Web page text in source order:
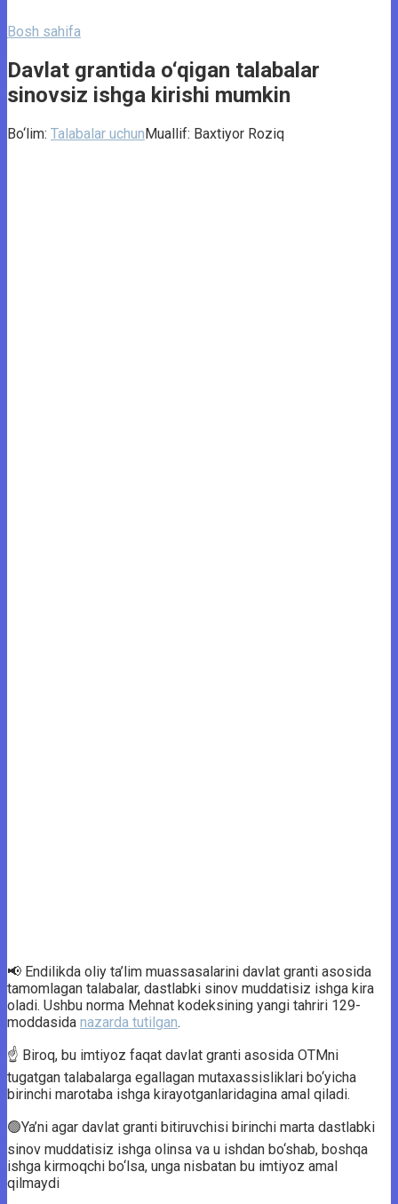
Bosh sahifa
Davlat grantida o‘qigan talabalar
sinovsiz ishga kirishi mumkin
Bo‘lim: Talabalar uchunMuallif: Baxtiyor Roziq
📢 Endilikda oliy ta’lim muassasalarini davlat granti asosida
tamomlagan talabalar, dastlabki sinov muddatisiz ishga kira
oladi. Ushbu norma Mehnat kodeksining yangi tahriri 129-
moddasida nazarda tutilgan.
☝️ Biroq, bu imtiyoz faqat davlat granti asosida OTMni
tugatgan talabalarga egallagan mutaxassisliklari bo‘yicha
birinchi marotaba ishga kirayotganlaridagina amal qiladi.
🟢Ya’ni agar davlat granti bitiruvchisi birinchi marta dastlabki
sinov muddatisiz ishga olinsa va u ishdan bo‘shab, boshqa
ishga kirmoqchi bo‘lsa, unga nisbatan bu imtiyoz amal
qilmaydi